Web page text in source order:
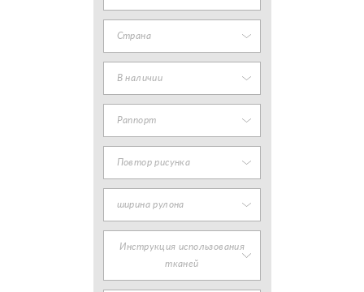
Страна
В наличии
Раппорт
Повтор рисунка
ширина рулона
Инструкция использования
тканей